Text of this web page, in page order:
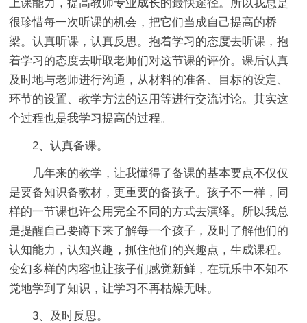
上课能力，提高教师专业成长的最快途径。所以我总是
很珍惜每一次听课的机会，把它们当成自己提高的桥
梁。认真听课，认真反思。抱着学习的态度去听课，抱
着学习的态度去听取老师们对这节课的评价。课后认真
及时地与老师进行沟通，从材料的准备、目标的设定、
环节的设置、教学方法的运用等进行交流讨论。其实这
个过程也是我学习提高的过程。
2、认真备课。
几年来的教学，让我懂得了备课的基本要点不仅仅
是要备知识备教材，更重要的备孩子。孩子不一样，同
样的一节课也许会用完全不同的方式去演绎。所以我总
是提醒自己要蹲下来了解每一个孩子，及时了解他们的
认知能力，认知兴趣，抓住他们的兴趣点，生成课程。
变幻多样的内容也让孩子们感觉新鲜，在玩乐中不知不
觉地学到了知识，让学习不再枯燥无味。
3、及时反思。